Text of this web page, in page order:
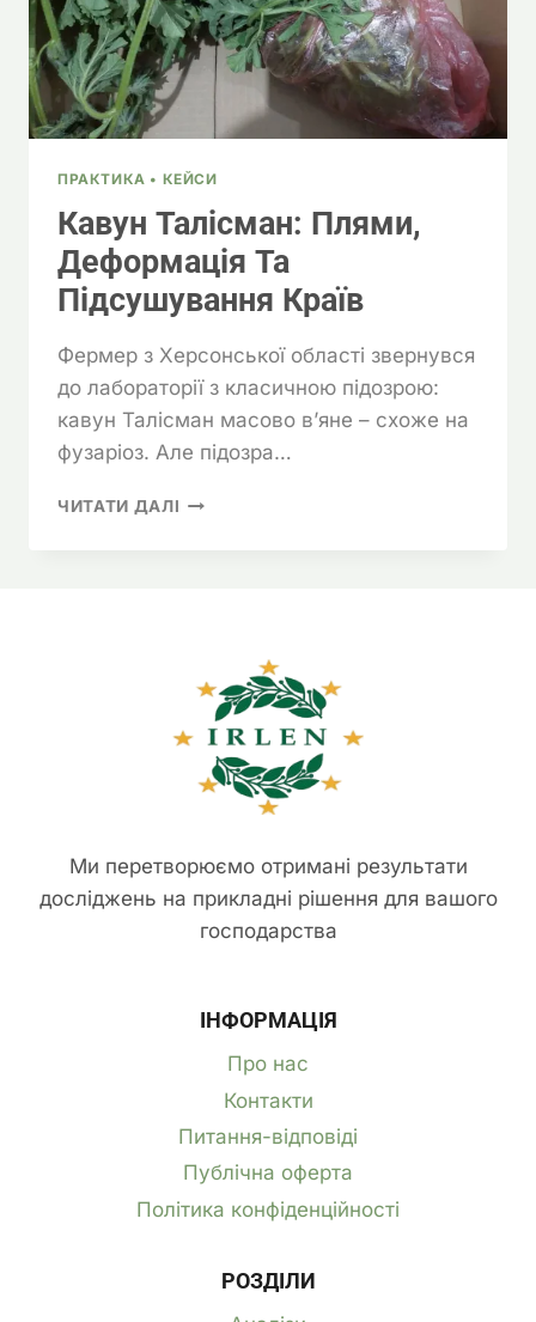
ПРАКТИКА • КЕЙСИ
Кавун Талісман: Плями,
Деформація Та
Підсушування Країв
Фермер з Херсонської області звернувся
до лабораторії з класичною підозрою:
кавун Талісман масово в’яне – схоже на
фузаріоз. Але підозра…
ЧИТАТИ ДАЛІ КАВУН
Ми перетворюємо отримані результати
досліджень на прикладні рішення для вашого
господарства
ІНФОРМАЦІЯ
Про нас
Контакти
Питання-відповіді
Публічна оферта
Політика конфіденційності
РОЗДІЛИ